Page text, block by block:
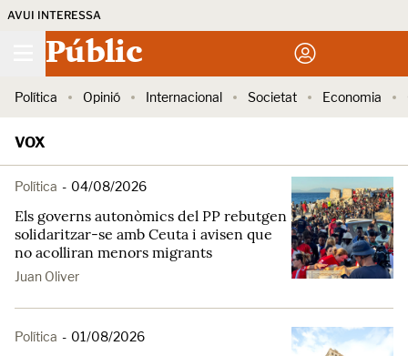
AVUI INTERESSA
Públic
Política Opinió Internacional Societat Economia
VOX
Política - 04/08/2026
Els governs autonòmics del PP rebutgen
solidaritzar-se amb Ceuta i avisen que
no acolliran menors migrants
Juan Oliver
Política - 01/08/2026